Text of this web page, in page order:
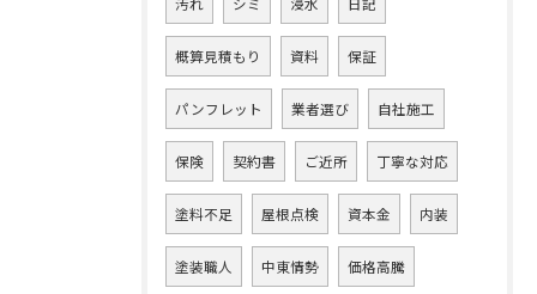
概算見積もり 資料 保証
パンフレット 業者選び 自社施工
保険 契約書 ご近所 丁寧な対応
塗料不足 屋根点検 資本金 内装
塗装職人 中東情勢 価格高騰